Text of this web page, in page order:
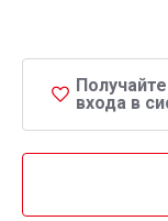
входа в